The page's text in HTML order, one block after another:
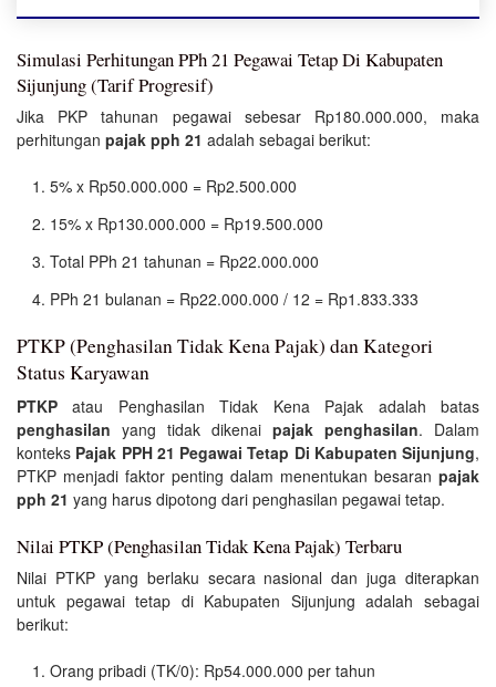
Simulasi Perhitungan PPh 21 Pegawai Tetap Di Kabupaten
Sijunjung (Tarif Progresif)
Jika PKP tahunan pegawai sebesar Rp180.000.000, maka
perhitungan pajak pph 21 adalah sebagai berikut:
5% x Rp50.000.000 = Rp2.500.000
15% x Rp130.000.000 = Rp19.500.000
Total PPh 21 tahunan = Rp22.000.000
PPh 21 bulanan = Rp22.000.000 / 12 = Rp1.833.333
PTKP (Penghasilan Tidak Kena Pajak) dan Kategori
Status Karyawan
PTKP atau Penghasilan Tidak Kena Pajak adalah batas
penghasilan yang tidak dikenai pajak penghasilan. Dalam
konteks Pajak PPH 21 Pegawai Tetap Di Kabupaten Sijunjung,
PTKP menjadi faktor penting dalam menentukan besaran pajak
pph 21 yang harus dipotong dari penghasilan pegawai tetap.
Nilai PTKP (Penghasilan Tidak Kena Pajak) Terbaru
Nilai PTKP yang berlaku secara nasional dan juga diterapkan
untuk pegawai tetap di Kabupaten Sijunjung adalah sebagai
berikut:
Orang pribadi (TK/0): Rp54.000.000 per tahun